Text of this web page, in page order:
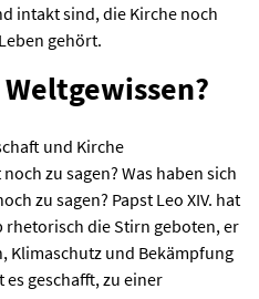
intakt sind, die Kirche noch
gehört.
und Kirche
zu sagen? Was haben sich
zu sagen? Papst Leo XIV. hat
rhetorisch die Stirn geboten, er
Klimaschutz und Bekämpfung
es geschafft, zu einer